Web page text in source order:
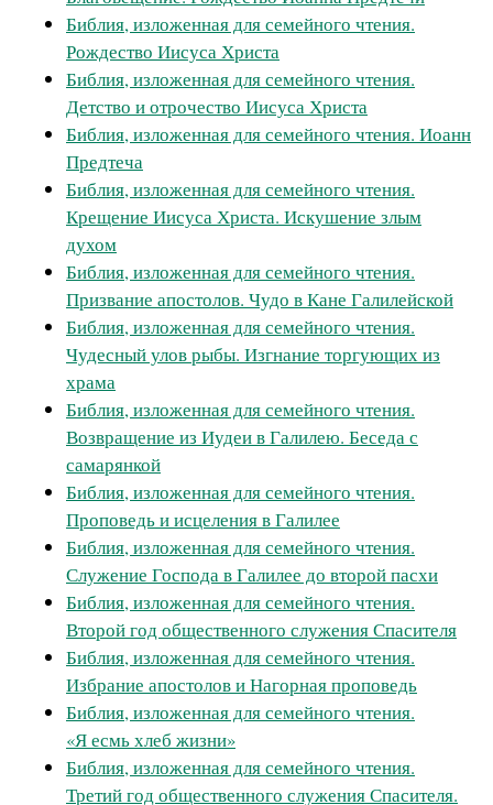
Библия, изложенная для семейного чтения.
Рождество Иисуса Христа
Библия, изложенная для семейного чтения.
Детство и отрочество Иисуса Христа
Библия, изложенная для семейного чтения. Иоанн
Предтеча
Библия, изложенная для семейного чтения.
Крещение Иисуса Христа. Искушение злым
духом
Библия, изложенная для семейного чтения.
Призвание апостолов. Чудо в Кане Галилейской
Библия, изложенная для семейного чтения.
Чудесный улов рыбы. Изгнание торгующих из
храма
Библия, изложенная для семейного чтения.
Возвращение из Иудеи в Галилею. Беседа с
самарянкой
Библия, изложенная для семейного чтения.
Проповедь и исцеления в Галилее
Библия, изложенная для семейного чтения.
Служение Господа в Галилее до второй пасхи
Библия, изложенная для семейного чтения.
Второй год общественного служения Спасителя
Библия, изложенная для семейного чтения.
Избрание апостолов и Нагорная проповедь
Библия, изложенная для семейного чтения.
«Я есмь хлеб жизни»
Библия, изложенная для семейного чтения.
Третий год общественного служения Спасителя.